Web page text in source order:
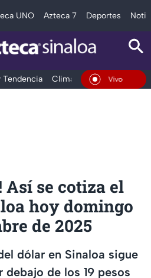
UNO Azteca 7 Deportes
Tendencia Clima Deportes
En Vivo
Así se cotiza el
hoy domingo
de 2025
dólar en Sinaloa sigue
de los 19 pesos